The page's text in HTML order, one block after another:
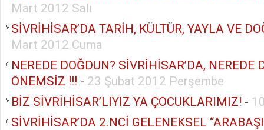
Mart 2012 Salı
SİVRİHİSAR’DA TARİH, KÜLTÜR, YAYLA VE
Mart 2012 Cuma
NEREDE DOĞDUN? SİVRİHİSAR’DA, NEREDE
ÖNEMSİZ !!! - 23 Şubat 2012 Perşembe
BİZ SİVRİHİSAR’LIYIZ YA ÇOCUKLARIMIZ! -
SİVRİHİSAR’DA 2.NCİ GELENEKSEL